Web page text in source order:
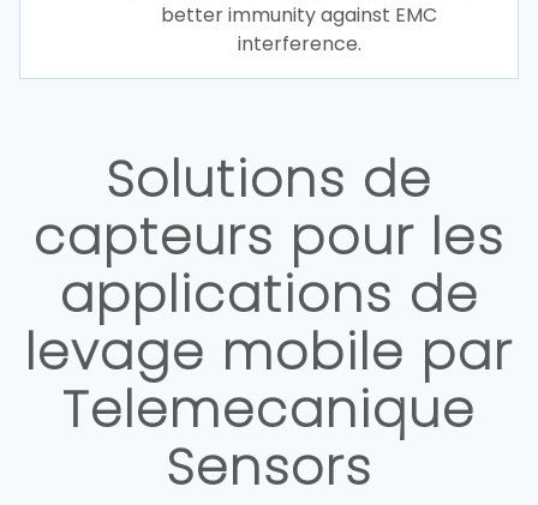
better immunity against EMC
interference.
Solutions de
capteurs pour les
applications de
levage mobile par
Telemecanique
Sensors